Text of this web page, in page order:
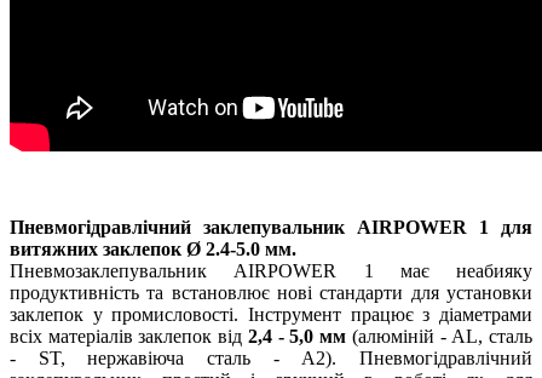
Пневмогідравлічний заклепувальник AIRPOWER 1 для
витяжних заклепок Ø 2.4-5.0 мм.
Пневмозаклепувальник AIRPOWER 1 має неабияку
продуктивність та встановлює нові стандарти для установки
заклепок у промисловості. Інструмент працює з діаметрами
всіх матеріалів заклепок від 2,4 - 5,0 мм (алюміній - AL, сталь
- ST, нержавіюча сталь - A2). Пневмогідравлічний